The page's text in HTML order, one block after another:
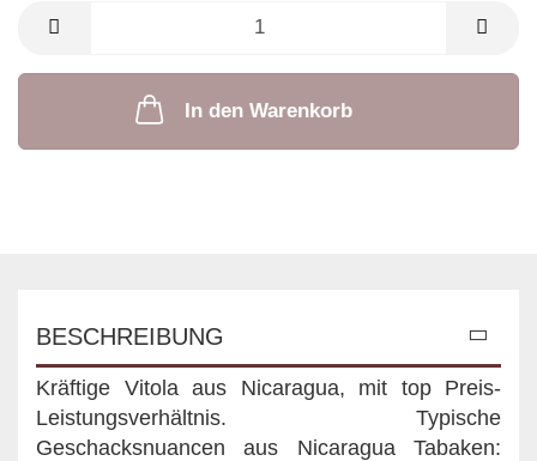
Stück
In den Warenkorb
BESCHREIBUNG
Kräftige Vitola aus Nicaragua, mit top Preis-
Leistungsverhältnis. Typische
Geschacksnuancen aus Nicaragua Tabaken: